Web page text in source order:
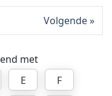
Volgende
met
E
F